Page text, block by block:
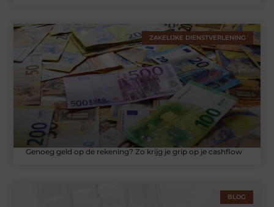
ZAKELIJKE DIENSTVERLENING
Genoeg geld op de rekening? Zo krijg je grip op je cashflow
BLOG